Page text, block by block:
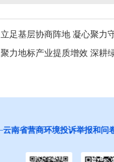
立足基层协商阵地 凝心聚力
聚力地标产业提质增效 深耕
云南省营商环境投诉举报和问